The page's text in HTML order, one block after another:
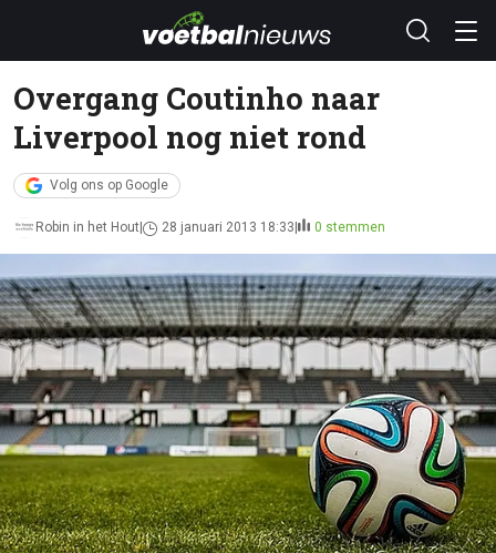
Overgang Coutinho naar
Liverpool nog niet rond
Volg ons op Google
Robin in het Hout 28 januari 2013 18:33 0 stemmen